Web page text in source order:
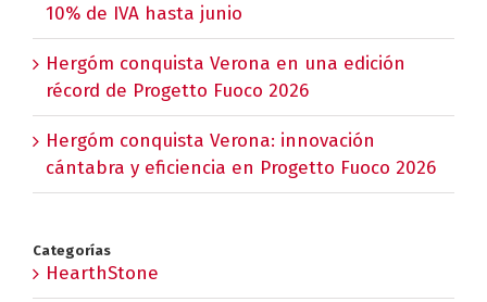
10% de IVA hasta junio
Hergóm conquista Verona en una edición
récord de Progetto Fuoco 2026
Hergóm conquista Verona: innovación
cántabra y eficiencia en Progetto Fuoco 2026
Categorías
HearthStone